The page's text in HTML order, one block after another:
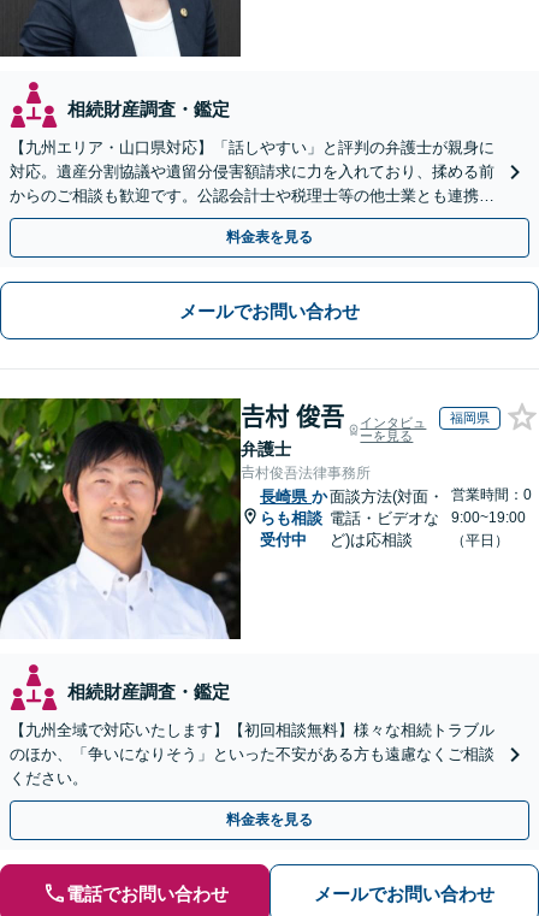
相続財産調査・鑑定
【九州エリア・山口県対応】「話しやすい」と評判の弁護士が親身に
対応。遺産分割協議や遺留分侵害額請求に力を入れており、揉める前
からのご相談も歓迎です。公認会計士や税理士等の他士業とも連携
し、円満な解決を全力でサポートいたします。
料金表を見る
メールでお問い合わせ
𠮷村 俊吾
弁護士
インタビュ
ーを見る
福岡県
𠮷村俊吾法律事務所
長崎県 か
らも相談
受付中
面談方法(対面・
電話・ビデオな
ど)は応相談
営業時間：0
9:00~19:00
（平日）
相続財産調査・鑑定
【九州全域で対応いたします】【初回相談無料】様々な相続トラブル
のほか、「争いになりそう」といった不安がある方も遠慮なくご相談
ください。
料金表を見る
電話でお問い合わせ メールでお問い合わせ